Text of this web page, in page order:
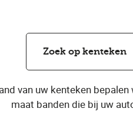
Zoek op kenteken
van uw kenteken
maat banden die bij uw